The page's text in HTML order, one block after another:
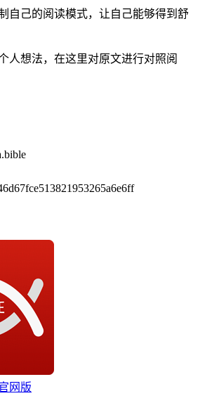
自己的阅读模式，让自己能够得到舒
人想法，在这里对原文进行对照阅
网版